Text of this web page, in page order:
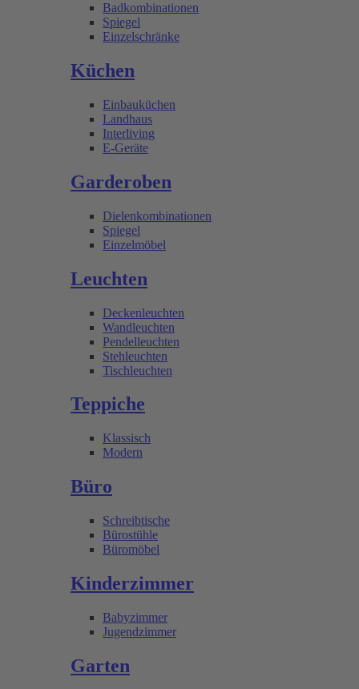
Badkombinationen
Spiegel
Einzelschränke
Küchen
Einbauküchen
Landhaus
Interliving
E-Geräte
Garderoben
Dielenkombinationen
Spiegel
Einzelmöbel
Leuchten
Deckenleuchten
Wandleuchten
Pendelleuchten
Stehleuchten
Tischleuchten
Teppiche
Klassisch
Modern
Büro
Schreibtische
Bürostühle
Büromöbel
Kinderzimmer
Babyzimmer
Jugendzimmer
Garten